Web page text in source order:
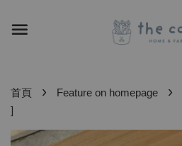
首頁 › Feature on homepage ›
]